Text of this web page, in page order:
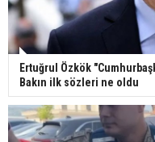
Ertuğrul Özkök
Bakın ilk sözleri ne oldu